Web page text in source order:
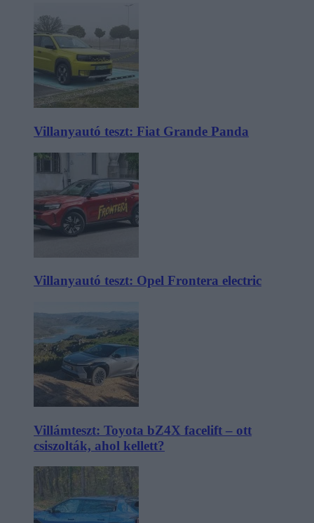
Villanyautó teszt: Fiat Grande Panda
Villanyautó teszt: Opel Frontera electric
Villámteszt: Toyota bZ4X facelift – ott
csiszolták, ahol kellett?